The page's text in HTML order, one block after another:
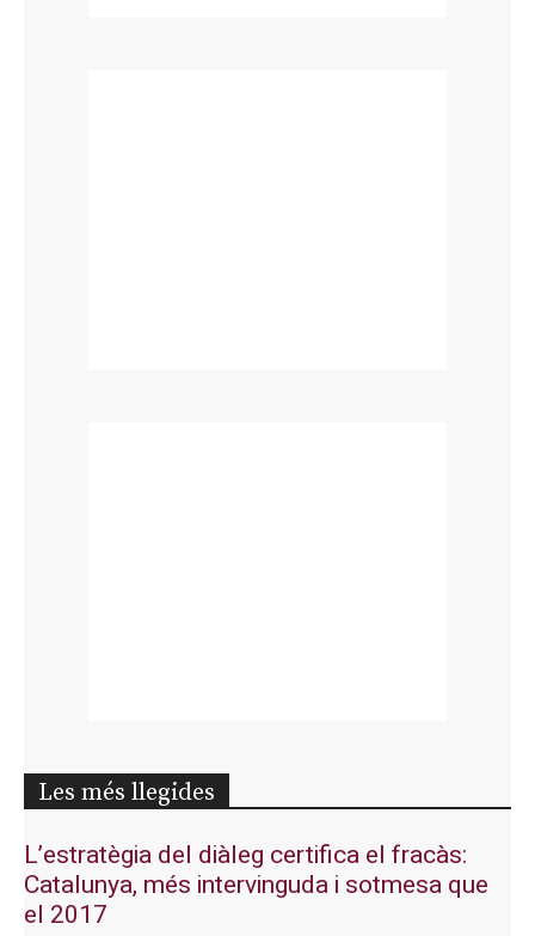
Les més llegides
L’estratègia del diàleg certifica el fracàs:
Catalunya, més intervinguda i sotmesa que
el 2017